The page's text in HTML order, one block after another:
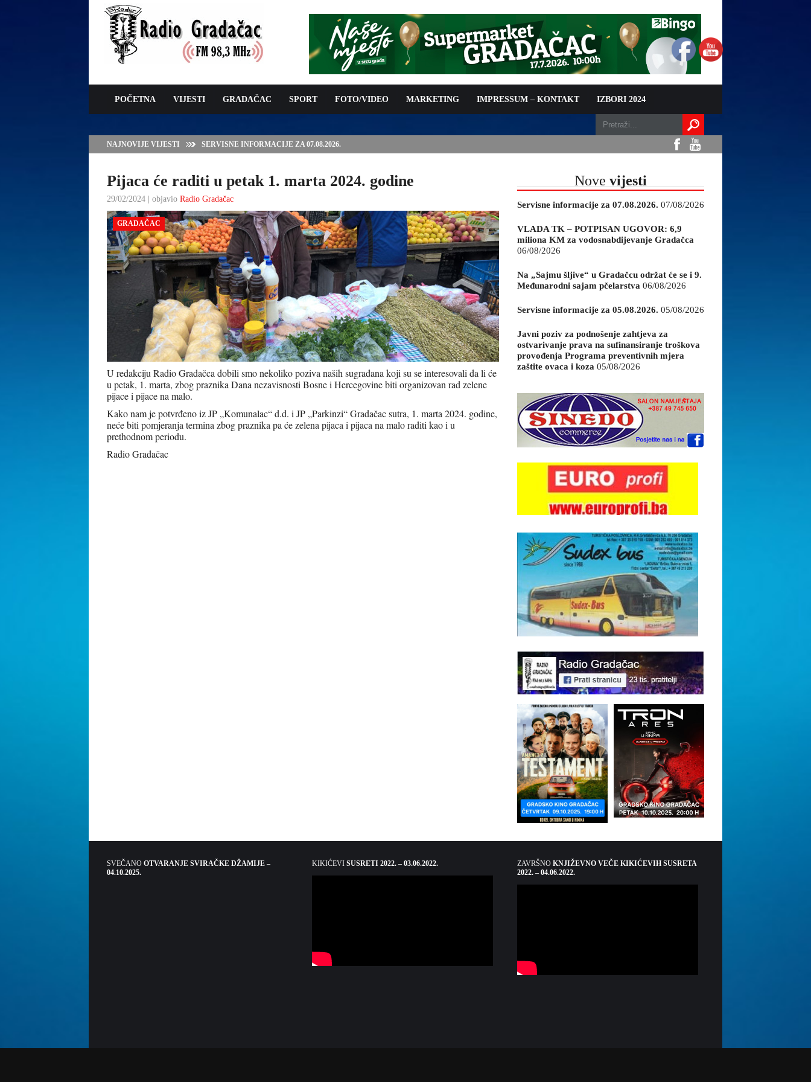
POČETNA VIJESTI GRADAČAC SPORT FOTO/VIDEO MARKETING IMPRESSUM – KONTAKT IZBORI 2024
NAJNOVIJE VIJESTI
VLADA TK – POTPISAN UGOVOR: 6,9 MILIONA KM ZA VODOSNABDIJEVANJE
GRADAČCA
Pijaca će raditi u petak 1. marta 2024. godine
29/02/2024 | objavio Radio Gradačac
GRADAČAC
U redakciju Radio Gradačca dobili smo nekoliko poziva naših sugrađana koji su se interesovali da li će
u petak, 1. marta, zbog praznika Dana nezavisnosti Bosne i Hercegovine biti organizovan rad zelene
pijace i pijace na malo.
Kako nam je potvrđeno iz JP „Komunalac“ d.d. i JP „Parkinzi“ Gradačac sutra, 1. marta 2024. godine,
neće biti pomjeranja termina zbog praznika pa će zelena pijaca i pijaca na malo raditi kao i u
prethodnom periodu.
Radio Gradačac
Nove vijesti
Servisne informacije za 07.08.2026. 07/08/2026
VLADA TK – POTPISAN UGOVOR: 6,9
miliona KM za vodosnabdijevanje Gradačca
06/08/2026
Na „Sajmu šljive“ u Gradačcu održat će se i 9.
Međunarodni sajam pčelarstva 06/08/2026
Servisne informacije za 05.08.2026. 05/08/2026
Javni poziv za podnošenje zahtjeva za
ostvarivanje prava na sufinansiranje troškova
provođenja Programa preventivnih mjera
zaštite ovaca i koza 05/08/2026
SVEČANO OTVARANJE SVIRAČKE DŽAMIJE –
04.10.2025.
KIKIĆEVI SUSRETI 2022. – 03.06.2022. ZAVRŠNO KNJIŽEVNO VEČE KIKIĆEVIH SUSRETA
2022. – 04.06.2022.